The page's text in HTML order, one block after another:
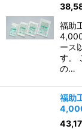
福助
ース
す。
の…
福助